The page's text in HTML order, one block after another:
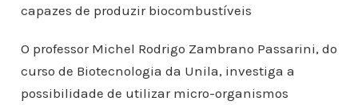
capazes de produzir biocombustíveis
O professor Michel Rodrigo Zambrano Passarini, do
curso de Biotecnologia da Unila, investiga a
possibilidade de utilizar micro-organismos